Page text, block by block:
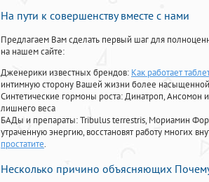
На пути к совершенству вместе с нами
Предлагаем Вам сделать первый шаг для
на нашем сайте:
Дженерики известных брендов: Как работает
интимную сторону Вашей жизни более
Синтетические гормоны роста: Динатроп, Ансомон
лишнего веса
БАДы и препараты:Tribulus terrestris, Мориамин
утраченную энергию, восстановят работу многих
простатите.
Несколько причино объясняющих